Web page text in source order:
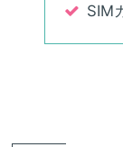
SIM